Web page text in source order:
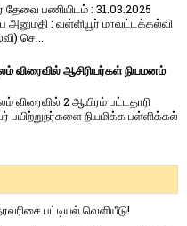
தேவை பணியிடம் : 31.03.2025
அனுமதி : வள்ளியூர் மாவட்டக்கல்வி
செ...
விரைவில் ஆசிரியர்கள் நியமனம்
விரை​வில் 2 ஆயிரம் பட்​ட​தாரி
பயிற்றுநர்​களை நியமிக்க பள்​ளிக்​கல்​
பட்டியல் வெளியீடு!